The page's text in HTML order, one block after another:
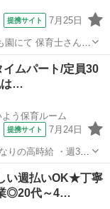
提携サイト 7月25日
にて 保育士さんの
ムパート/定員30
は…
う保育ルーム
提携サイト 7月24日
りの高時給 ・週3か
定員30名★ひとりひ
い週払いOK★丁寧
◎20代～4…